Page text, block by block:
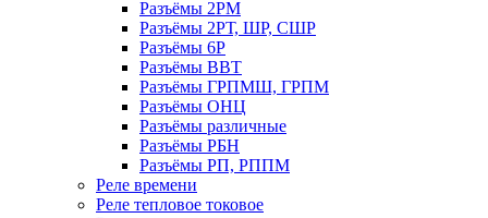
Разъёмы 2РМ
Разъёмы 2РТ, ШР, СШР
Разъёмы 6Р
Разъёмы ВВТ
Разъёмы ГРПМШ, ГРПМ
Разъёмы ОНЦ
Разъёмы различные
Разъёмы РБН
Разъёмы РП, РППМ
Реле времени
Реле тепловое токовое